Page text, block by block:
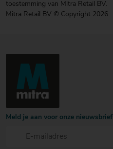
toestemming van Mitra Retail BV.
Mitra Retail BV © Copyright 2026
Meld je aan voor onze nieuwsbrief